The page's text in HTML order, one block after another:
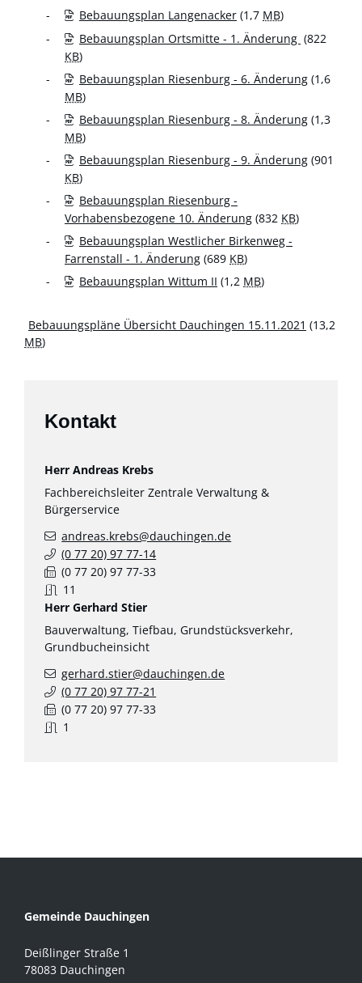
Bebauungsplan Langenacker (1,7 MB)
Bebauungsplan Ortsmitte - 1. Änderung (822
KB)
Bebauungsplan Riesenburg - 6. Änderung (1,6
MB)
Bebauungsplan Riesenburg - 8. Änderung (1,3
MB)
Bebauungsplan Riesenburg - 9. Änderung (901
KB)
Bebauungsplan Riesenburg -
Vorhabensbezogene 10. Änderung (832 KB)
Bebauungsplan Westlicher Birkenweg -
Farrenstall - 1. Änderung (689 KB)
Bebauungsplan Wittum II (1,2 MB)
Bebauungspläne Übersicht Dauchingen 15.11.2021 (13,2
MB)
Kontakt
Herr Andreas Krebs
Fachbereichsleiter Zentrale Verwaltung &
Bürgerservice
andreas.krebs@dauchingen.de
(0 77 20) 97 77-14
(0 77 20) 97 77-33
11
Herr Gerhard Stier
Bauverwaltung, Tiefbau, Grundstücksverkehr,
Grundbucheinsicht
gerhard.stier@dauchingen.de
(0 77 20) 97 77-21
(0 77 20) 97 77-33
1
Gemeinde Dauchingen
Deißlinger Straße 1
78083 Dauchingen